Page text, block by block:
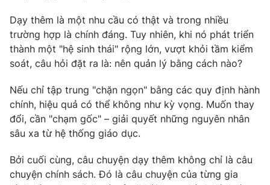
Dạy thêm là một nhu cầu có thật và trong nhiều
trường hợp là chính đáng. Tuy nhiên, khi nó phát triển
thành một "hệ sinh thái" rộng lớn, vượt khỏi tầm kiểm
soát, câu hỏi đặt ra là: nên quản lý bằng cách nào?
Nếu chỉ tập trung "chặn ngọn" bằng các quy định hành
chính, hiệu quả có thể không như kỳ vọng. Muốn thay
đổi, cần "chạm gốc" – giải quyết những nguyên nhân
sâu xa từ hệ thống giáo dục.
Bởi cuối cùng, câu chuyện dạy thêm không chỉ là câu
chuyện chính sách. Đó là câu chuyện của từng gia